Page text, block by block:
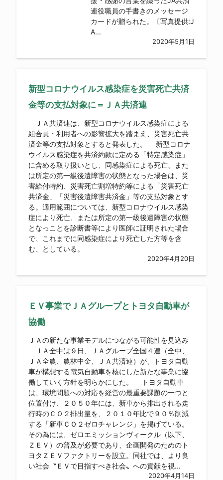
連役職員の手書きのメッセージ
カードが贈られた。〔写真提供:J
A...
2020年5月1日
新型コロナウイルス感染症を災害死亡共済
金等の支払対象に＝ＪＡ共済連
ＪＡ共済連は、新型コロナウイルス感染症による
組合員・利用者への影響拡大を踏まえ、災害死亡共
済金等の支払対象とすると発表した。 新型コロナ
ウイルス感染症を共済約款に定める「特定感染症」
に含める取り扱いとし、同感染症による死亡、また
は所定の第一級後遺障害の状態となった場合は、災
害給付特約、災害死亡割増特約等による「災害死亡
共済金」「災害後遺障害共済金」等の支払対象とす
る。適用範囲については、新型コロナウイルス感染
症により死亡、または所定の第一級後遺障害の状態
となっことを診断書等により医師に証明された場合
で、これまでに同感染症により死亡した方等を含
む、としている。
2020年4月20日
ＥＶ事業でＪＡグループとトヨタ自動車が
協働
ＪＡの新たな事業モデルにつながる可能性を見込み
ＪＡ全中は９日、ＪＡグループ全国４連（全中、
ＪＡ全農、農林中金、ＪＡ共済連）が、トヨタ自動
車が構想する電気自動車を核にした新たな事業に協
働していく方針を明らかにした。 トヨタ自動車
は、環境問題への対応を経営の最重要課題の一つと
位置付け、２０５０年には、新車から排出される走
行時のＣＯ２排出量を、２０１０年比で９０％削減
する「新車ＣＯ２ゼロチャレンジ」を掲げている。
その為には、ゼロエミッションヴィークル（以下、
ＺＥＶ）の普及が必要であり、企画開発のためのト
ヨタＺＥＶファクトリーを設立。同社では、より良
い社会〝ＥＶで目指すべき社会〟への貢献を視...
2020年4月14日